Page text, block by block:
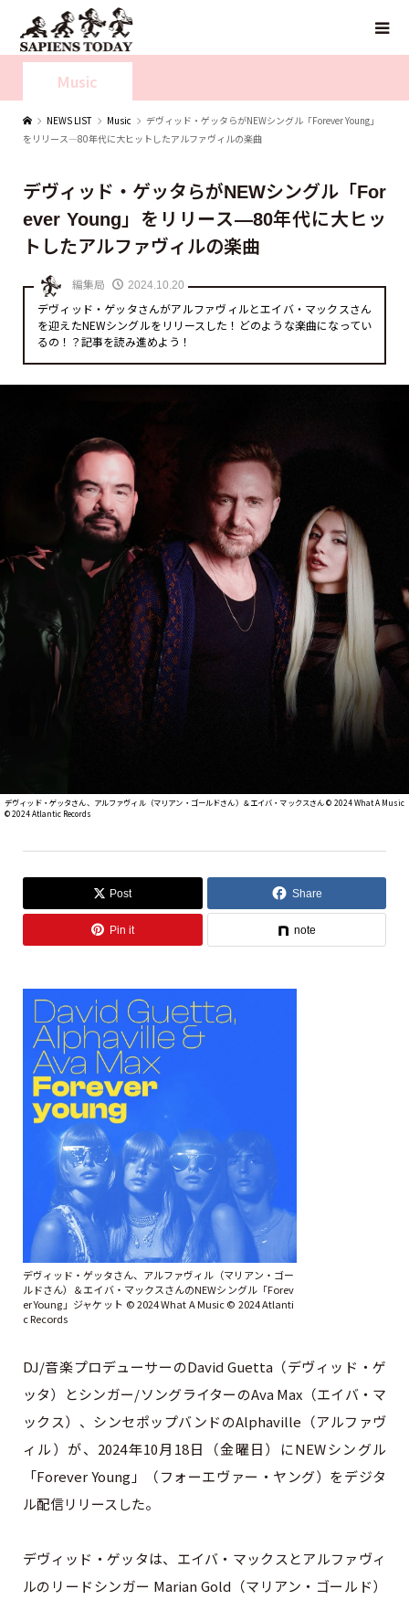
Music
NEWS LIST Music
デヴィッド・ゲッタらがNEWシングル「Forever Young」
をリリース—80年代に大ヒットしたアルファヴィルの楽曲
デヴィッド・ゲッタらがNEWシングル「For
ever Young」をリリース—80年代に大ヒッ
トしたアルファヴィルの楽曲
編集局 2024.10.20
デヴィッド・ゲッタさんがアルファヴィルとエイバ・マックスさん
を迎えたNEWシングルをリリースした！どのような楽曲になってい
るの！？記事を読み進めよう！
デヴィッド・ゲッタさん、アルファヴィル（マリアン・ゴールドさん）＆エイバ・マックスさん © 2024 What A Music
©︎ 2024 Atlantic Records
Post Share
Pin it note
デヴィッド・ゲッタさん、アルファヴィル（マリアン・ゴー
ルドさん）＆エイバ・マックスさんのNEWシングル「Forev
er Young」ジャケット © 2024 What A Music ©︎ 2024 Atlanti
c Records
DJ/音楽プロデューサーのDavid Guetta（デヴィッド・ゲ
ッタ）とシンガー/ソングライターのAva Max（エイバ・マ
ックス）、シンセポップバンドのAlphaville（アルファヴ
ィル）が、2024年10月18日（金曜日）にNEWシングル
「Forever Young」（フォーエヴァー・ヤング）をデジタ
ル配信リリースした。
デヴィッド・ゲッタは、エイバ・マックスとアルファヴィ
ルのリードシンガー Marian Gold（マリアン・ゴールド）